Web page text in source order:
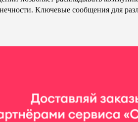
Ключевые сообщения для